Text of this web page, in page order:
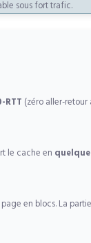
sous fort trafic.
RTT (zéro aller-
le cache en
en blocs. La